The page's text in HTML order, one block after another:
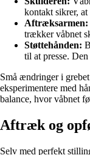
kontakt sikrer, at
Aftræksarmen:
trækker våbnet
Støttehånden:
til at presse.
Små ændringer i
eksperimentere med
balance, hvor våbnet
Aftræk og
Selv med perfekt